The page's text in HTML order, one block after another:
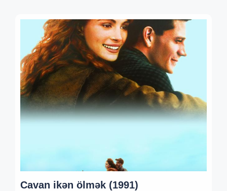
Cavan ikən ölmək (1991)